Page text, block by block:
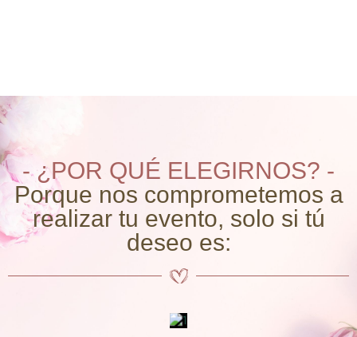
- ¿POR QUÉ ELEGIRNOS? -
Porque nos comprometemos a
realizar tu evento, solo si tú
deseo es: